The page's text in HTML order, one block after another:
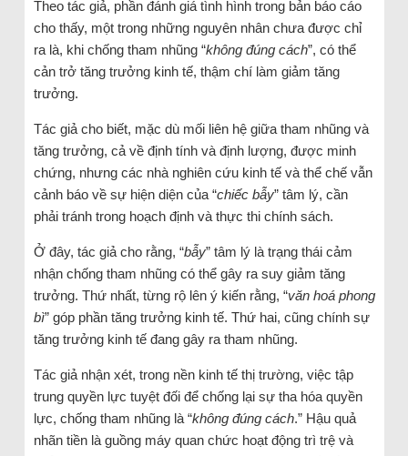
Theo tác giả, phần đánh giá tình hình trong bản báo cáo
cho thấy, một trong những nguyên nhân chưa được chỉ
ra là, khi chống tham nhũng “không đúng cách”, có thể
cản trở tăng trưởng kinh tế, thậm chí làm giảm tăng
trưởng.
Tác giả cho biết, mặc dù mối liên hệ giữa tham nhũng và
tăng trưởng, cả về định tính và định lượng, được minh
chứng, nhưng các nhà nghiên cứu kinh tế và thể chế vẫn
cảnh báo về sự hiện diện của “chiếc bẫy” tâm lý, cần
phải tránh trong hoạch định và thực thi chính sách.
Ở đây, tác giả cho rằng, “bẫy” tâm lý là trạng thái cảm
nhận chống tham nhũng có thể gây ra suy giảm tăng
trưởng. Thứ nhất, từng rộ lên ý kiến rằng, “văn hoá phong
bì” góp phần tăng trưởng kinh tế. Thứ hai, cũng chính sự
tăng trưởng kinh tế đang gây ra tham nhũng.
Tác giả nhận xét, trong nền kinh tế thị trường, việc tập
trung quyền lực tuyệt đối để chống lại sự tha hóa quyền
lực, chống tham nhũng là “không đúng cách.” Hậu quả
nhãn tiền là guồng máy quan chức hoạt động trì trệ và